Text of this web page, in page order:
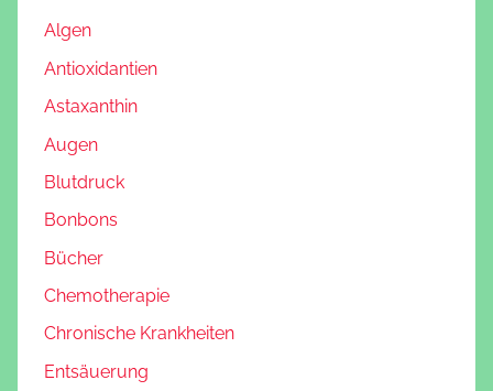
Algen
Antioxidantien
Astaxanthin
Augen
Blutdruck
Bonbons
Bücher
Chemotherapie
Chronische Krankheiten
Entsäuerung